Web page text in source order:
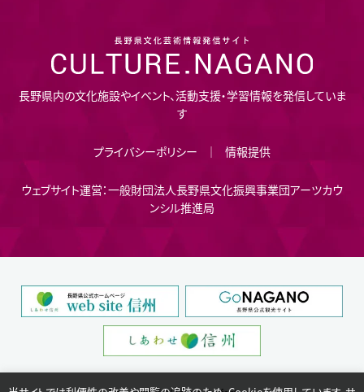
長野県内の文化施設やイベント、活動支援・学習情報を発信していま
す
プライバシーポリシー 情報提供
ウェブサイト運営：一般財団法人長野県文化振興事業団アーツカウ
ンシル推進局